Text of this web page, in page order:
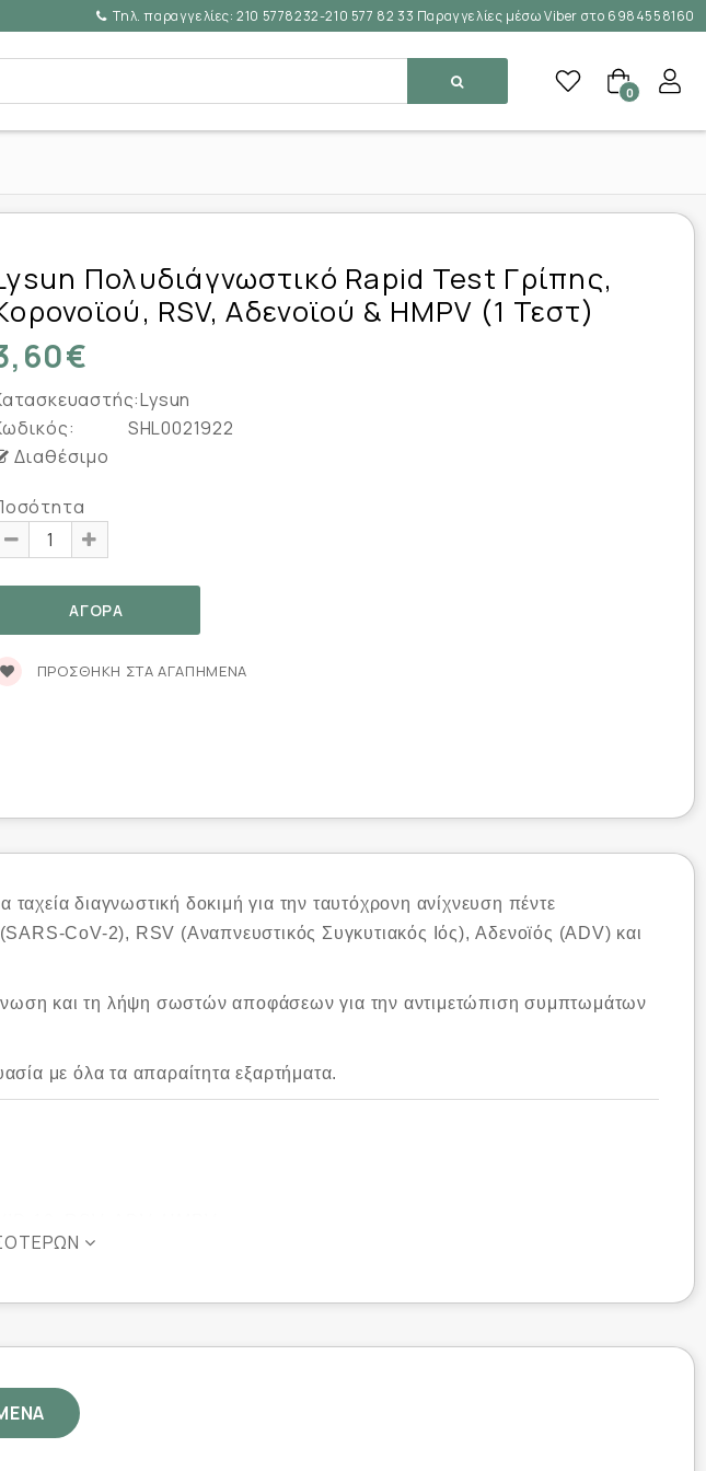
Τηλ. παραγγελίες:210 5778232-210 577 82 33 Παραγγελίες μέσω Viber στο 6984558160
0
Πολυδιάγνωστικό Rapid Test Γρίπης,
RSV, Αδενοϊού & HMPV (1 Τεστ)
Lysun
SHL0021922
Διαθέσιμο
ΠΡΟΣΘΉΚΗ ΣΤΑ ΑΓΑΠΗΜΈΝΑ
διαγνωστική δοκιμή για την ταυτόχρονη ανίχνευση πέντε
CoV-2), RSV (Αναπνευστικός Συγκυτιακός Ιός), Αδενοϊός (ADV) και
και τη λήψη σωστών αποφάσεων για την αντιμετώπιση συμπτωμάτων
με όλα τα απαραίτητα εξαρτήματα.